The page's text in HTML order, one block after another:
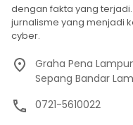
dengan fakta yang
jurnalisme yang menjadi
cyber.
Graha Pena
Sepang Bandar
0721-5610022